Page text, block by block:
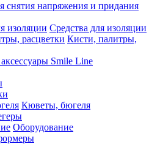
снятия напряжения и придания
Средства для изоляции
Кисти, палитры,
Smile Line
Кюветы, бюгеля
Оборудование